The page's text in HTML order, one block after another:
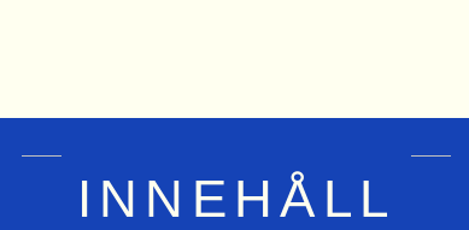
INNEHÅLL